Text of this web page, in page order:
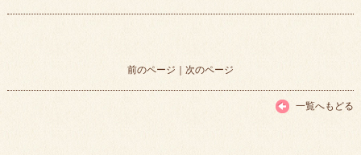
前のページ ｜ 次のページ
一覧へもどる